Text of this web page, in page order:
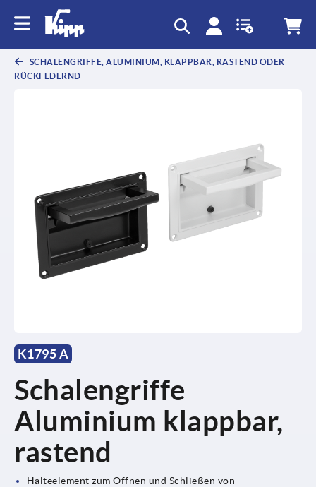
SCHALENGRIFFE, ALUMINIUM, KLAPPBAR, RASTEND ODER
RÜCKFEDERND
K1795 A
Schalengriffe
Aluminium klappbar,
rastend
Halteelement zum Öffnen und Schließen von